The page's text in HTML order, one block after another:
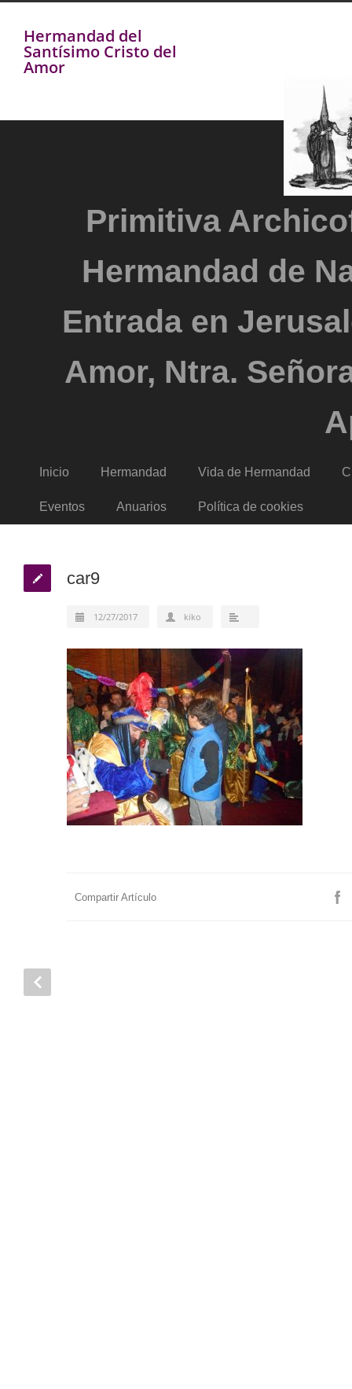
Hermandad del
Santísimo Cristo del
Amor
Primitiva
Hermandad de
Entrada en
Amor, Ntra.
Inicio Hermandad Vida de Hermandad
Eventos Anuarios Política de cookies
car9
12/27/2017 kiko
Compartir Artículo